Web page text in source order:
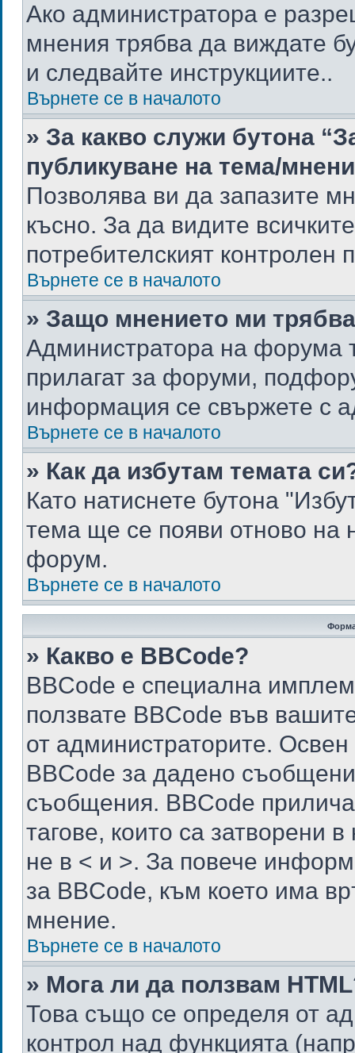
Ако администратора е
мнения трябва да виждате
и следвайте инструкциите..
Върнете се в началото
» За какво служи бутона
публикуване на тема/
Позволява ви да запазите
късно. За да видите
потребителският контролен
Върнете се в началото
» Защо мнението ми
Администратора на форума
прилагат за форуми,
информация се свържете с
Върнете се в началото
» Как да избутам темата
Като натиснете бутона
тема ще се появи отново на
форум.
Върнете се в началото
» Какво е BBCode?
BBCode е специална
ползвате BBCode във
от администраторите.
BBCode за дадено
съобщения. BBCode
тагове, които са затворени
не в < и >. За повече
за BBCode, към което има
мнение.
Върнете се в началото
» Мога ли да ползвам
Това също се определя от
контрол над функцията